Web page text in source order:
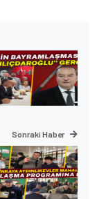
Sonraki Haber